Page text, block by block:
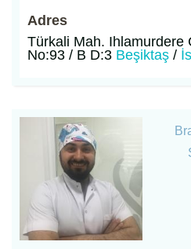
Adres
Türkali Mah. Ihlamurdere
No:93 / B D:3 Beşiktaş /